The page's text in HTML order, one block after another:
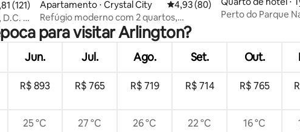
de uma avaliação média de 5, 121 avaliações
(121)
|
Apartamento ⋅ Crystal City 4,93 de uma avaliação média
4,93 (80)
Refúgio moderno com 2 quartos,
academia, estacionamento e vista para o
aeroporto
rner
Perto do Parque
para visitar Arlington?
Jun. Jul. Ago. Set. Out.
R$ 893 R$ 765 R$ 719 R$ 714 R$ 765
25 °C 27 °C 26 °C 22 °C 16 °C